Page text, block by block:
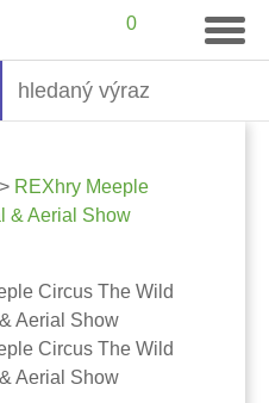
0
> REXhry Meeple
& Aerial Show